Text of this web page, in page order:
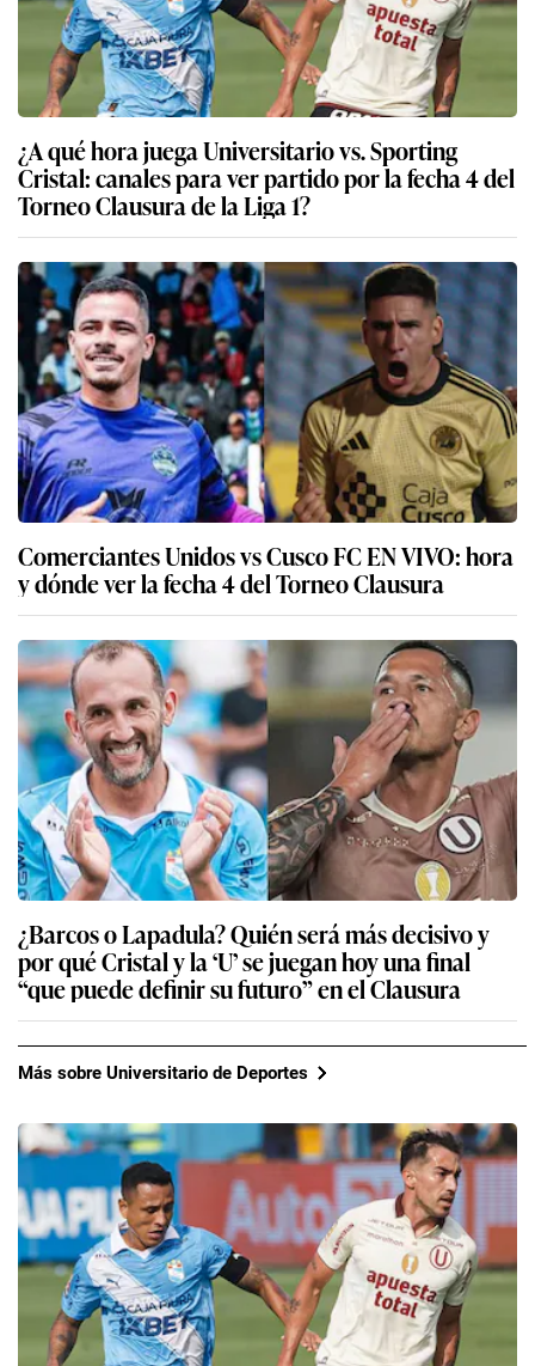
¿A qué hora juega Universitario vs. Sporting
Cristal: canales para ver partido por la fecha 4 del
Torneo Clausura de la Liga 1?
Comerciantes Unidos vs Cusco FC EN VIVO: hora
y dónde ver la fecha 4 del Torneo Clausura
¿Barcos o Lapadula? Quién será más decisivo y
por qué Cristal y la ‘U’ se juegan hoy una final
“que puede definir su futuro” en el Clausura
Más sobre Universitario de Deportes